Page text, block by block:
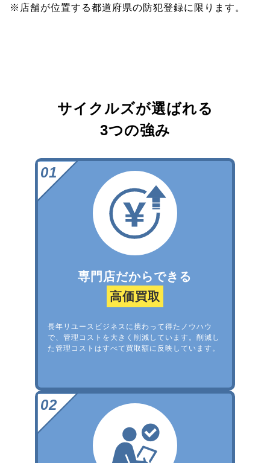
※店舗が位置する都道府県の防犯登録に限ります。
サイクルズが選ばれる
3つの強み
専門店だからできる
高価買取
長年リユースビジネスに携わって得たノウハウ
で、管理コストを大きく削減しています。削減し
た管理コストはすべて買取額に反映しています。